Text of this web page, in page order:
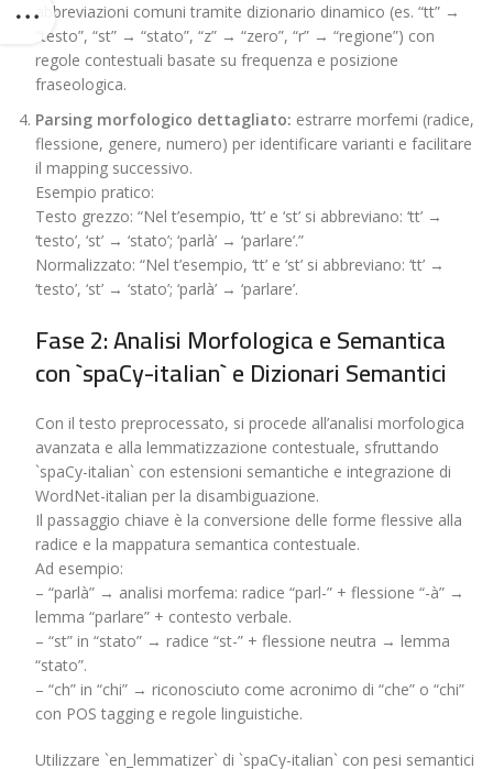
abbreviazioni comuni tramite dizionario dinamico (es. “tt” →
“testo”, “st” → “stato”, “z” → “zero”, “r” → “regione”) con
regole contestuali basate su frequenza e posizione
fraseologica.
Parsing morfologico dettagliato: estrarre morfemi (radice,
flessione, genere, numero) per identificare varianti e facilitare
il mapping successivo.
Esempio pratico:
Testo grezzo: “Nel t’esempio, ‘tt’ e ‘st’ si abbreviano: ‘tt’ →
‘testo’, ‘st’ → ‘stato’; ‘parlà’ → ‘parlare’.”
Normalizzato: “Nel t’esempio, ‘tt’ e ‘st’ si abbreviano: ‘tt’ →
‘testo’, ‘st’ → ‘stato’; ‘parlà’ → ‘parlare’.
Fase 2: Analisi Morfologica e Semantica
con `spaCy-italian` e Dizionari Semantici
Con il testo preprocessato, si procede all’analisi morfologica
avanzata e alla lemmatizzazione contestuale, sfruttando
`spaCy-italian` con estensioni semantiche e integrazione di
WordNet-italian per la disambiguazione.
Il passaggio chiave è la conversione delle forme flessive alla
radice e la mappatura semantica contestuale.
Ad esempio:
– “parlà” → analisi morfema: radice “parl-” + flessione “-à” →
lemma “parlare” + contesto verbale.
– “st” in “stato” → radice “st-” + flessione neutra → lemma
“stato”.
– “ch” in “chi” → riconosciuto come acronimo di “che” o “chi”
con POS tagging e regole linguistiche.
Utilizzare `en_lemmatizer` di `spaCy-italian` con pesi semantici